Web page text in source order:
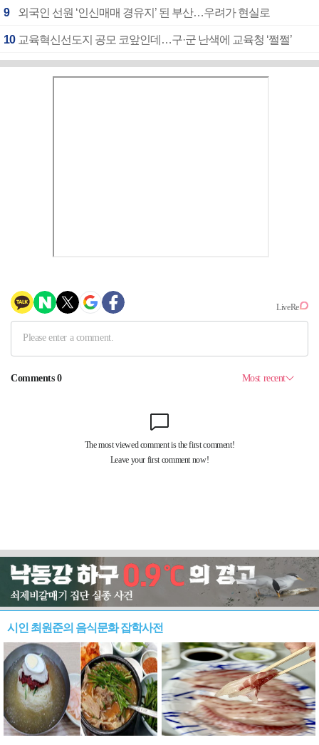
9 외국인 선원 ‘인신매매 경유지’ 된 부산…우려가 현실로
10 교육혁신선도지 공모 코앞인데…구·군 난색에 교육청 ‘쩔쩔’
시인 최원준의 음식문화 잡학사전